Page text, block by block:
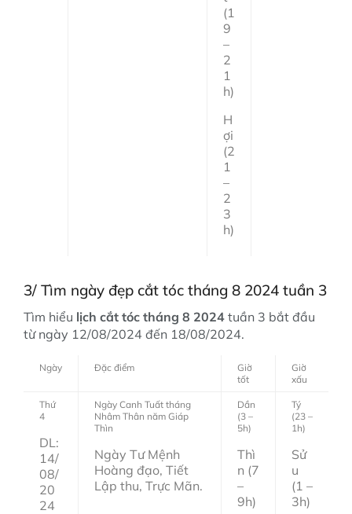
(1
9
–
2
1
h)
H
ợi
(2
1
–
2
3
h)
3/ Tìm ngày đẹp cắt tóc tháng 8 2024 tuần 3
Tìm hiểu lịch cắt tóc tháng 8 2024 tuần 3 bắt đầu
từ ngày 12/08/2024 đến 18/08/2024.
Ngày Đặc điểm
Giờ
tốt
Giờ
xấu
Thứ
4
DL:
14/
08/
20
24
Ngày Canh Tuất tháng
Nhâm Thân năm Giáp
Thìn
Ngày Tư Mệnh
Hoàng đạo, Tiết
Lập thu, Trực Mãn.
Dần
(3 –
5h)
Thì
n (7
–
9h)
Tý
(23 –
1h)
Sử
u
(1 –
3h)